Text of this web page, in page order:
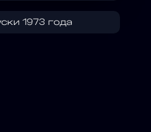
1973 года